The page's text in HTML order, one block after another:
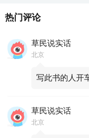
热门评论
草民说实话
北京
写此书的人开
草民说实话
北京